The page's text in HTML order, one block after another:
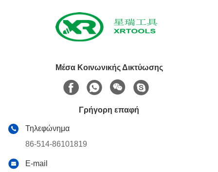
Μέσα Κοινωνικής Δικτύωσης
Γρήγορη επαφή
Τηλεφώνημα
86-514-86101819
E-mail